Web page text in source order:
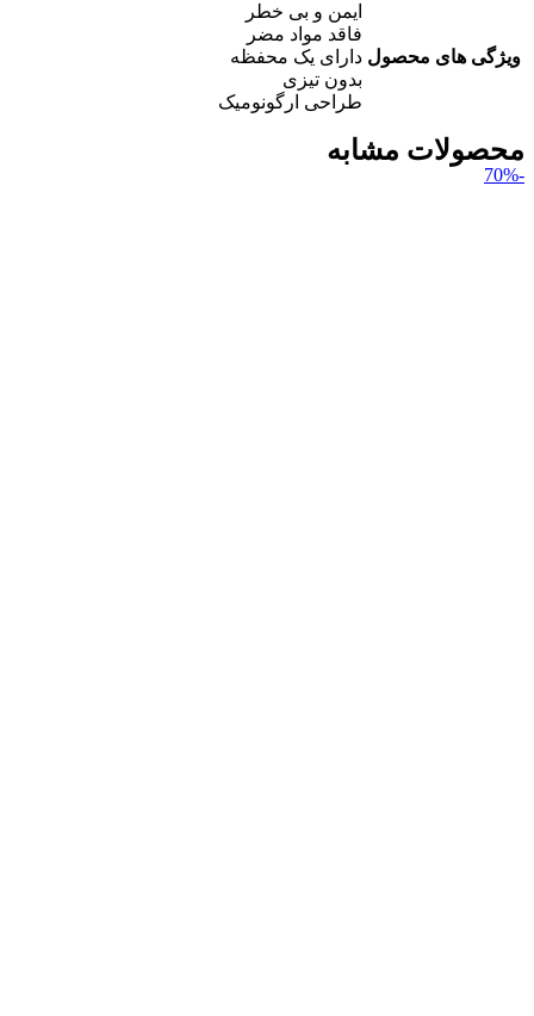
ویژگی های محصول
ایمن و بی خطر
فاقد مواد مضر
دارای یک محفظه
بدون تیزی
طراحی ارگونومیک
محصولات مشابه
-70%